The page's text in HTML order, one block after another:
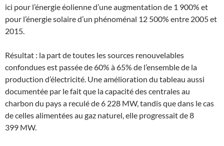
ici pour l’énergie éolienne d’une augmentation de 1 900% et
pour l’énergie solaire d’un phénoménal 12 500% entre 2005 et
2015.
Résultat : la part de toutes les sources renouvelables
confondues est passée de 60% à 65% de l’ensemble de la
production d’électricité. Une amélioration du tableau aussi
documentée par le fait que la capacité des centrales au
charbon du pays a reculé de 6 228 MW, tandis que dans le cas
de celles alimentées au gaz naturel, elle progressait de 8
399 MW.